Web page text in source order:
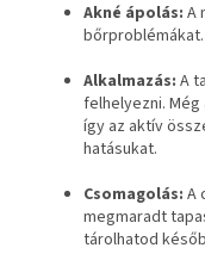
Akné ápolás: A
bőrproblémákat.
Alkalmazás: A
felhelyezni.
így az aktív
hatásukat.
Csomagolás: A
megmaradt
tárolhatod